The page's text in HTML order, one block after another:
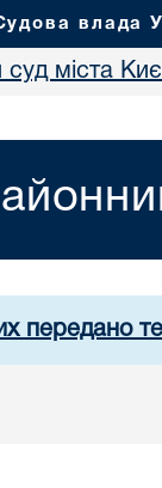
влада
суд міста
передано